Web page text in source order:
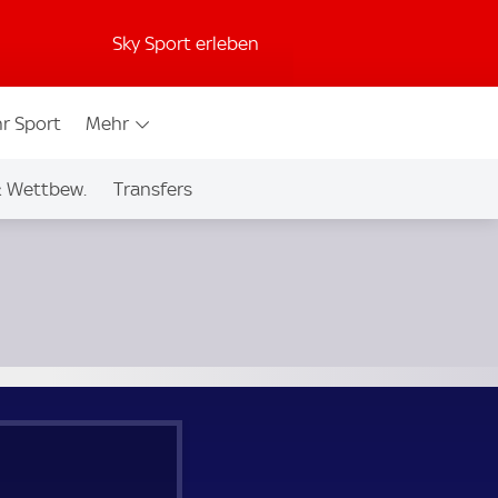
Sky Sport erleben
Sport Mehr
Wettbew. Transfers